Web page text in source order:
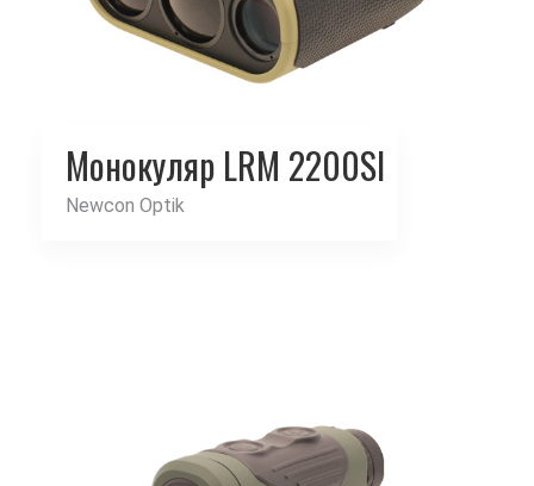
Монокуляр LRM 2200SI
Newcon Optik